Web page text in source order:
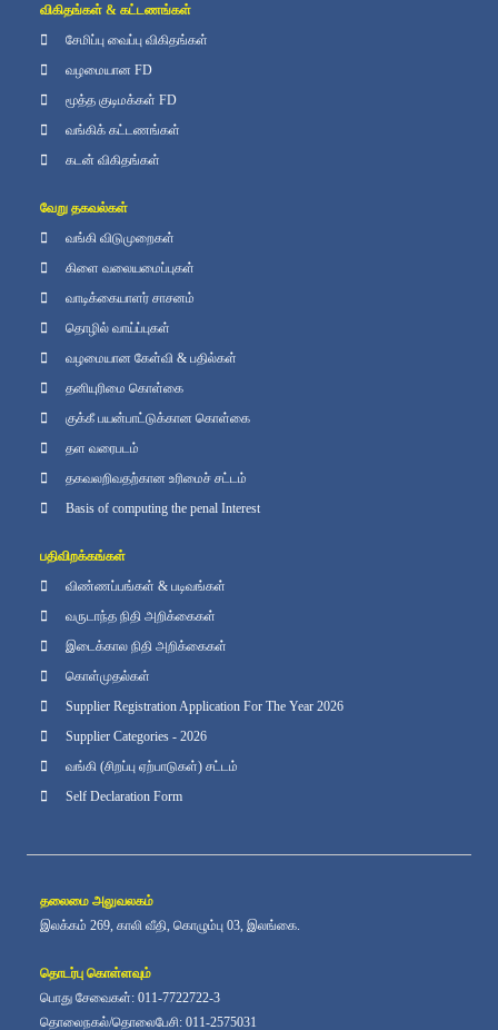
விகிதங்கள் & கட்டணங்கள்
சேமிப்பு வைப்பு விகிதங்கள்
வழமையான FD
மூத்த குடிமக்கள் FD
வங்கிக் கட்டணங்கள்
கடன் விகிதங்கள்
வேறு தகவல்கள்
வங்கி விடுமுறைகள்
கிளை வலையமைப்புகள்
வாடிக்கையாளர் சாசனம்
தொழில் வாய்ப்புகள்
வழமையான கேள்வி & பதில்கள்
தனியுரிமை கொள்கை
குக்கீ பயன்பாட்டுக்கான கொள்கை
தள வரைபடம்
தகவலறிவதற்கான உரிமைச் சட்டம்
Basis of computing the penal Interest
பதிவிறக்கங்கள்
விண்ணப்பங்கள் & படிவங்கள்
வருடாந்த நிதி அறிக்கைகள்
இடைக்கால நிதி அறிக்கைகள்
கொள்முதல்கள்
Supplier Registration Application For The Year 2026
Supplier Categories - 2026
வங்கி (சிறப்பு ஏற்பாடுகள்) சட்டம்
Self Declaration Form
தலைமை அலுவலகம்
இலக்கம் 269, காலி வீதி, கொழும்பு 03, இலங்கை.
தொடர்பு கொள்ளவும்
பொது சேவைகள்: 011-7722722-3
தொலைநகல்/தொலைபேசி: 011-2575031